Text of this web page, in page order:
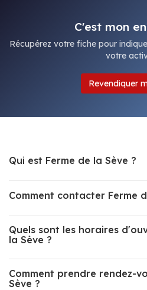
C'est mon
Récupérez votre fiche pour
votre
Revendiquer
Qui est Ferme de la Sève ?
Comment contacter Ferme
Quels sont les horaires
la Sève ?
Comment prendre rendez-
Sève ?